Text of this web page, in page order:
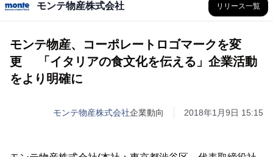
モンテ物産株式会社 リリース一覧
モンテ物産、コーポレートロゴマークを変
更 「イタリアの食文化を伝える」企業活動
をより明確に
モンテ物産株式会社企業動向 2018年1月9日 15:15